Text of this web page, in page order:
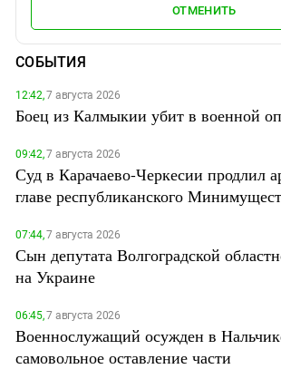
ОТМЕНИТЬ
СОБЫТИЯ
12:42,7 августа 2026
Боец из Калмыкии убит в военной
09:42,7 августа 2026
Суд в Карачаево-Черкесии продлил
главе республиканского
07:44,7 августа 2026
Сын депутата Волгоградской
на Украине
06:45,7 августа 2026
Военнослужащий осужден в
самовольное оставление части